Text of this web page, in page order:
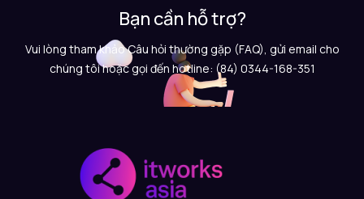
Bạn cần hỗ trợ?
Vui lòng tham khảo Câu hỏi thường gặp (FAQ), gửi email cho
chúng tôi hoặc gọi đến hotline: (84) 0344-168-351